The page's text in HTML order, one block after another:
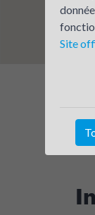
Site